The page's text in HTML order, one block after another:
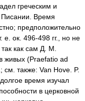
греческим и
Время
предположительно
е. ок. 496-498 гг., но не
как сам Д. М.
живых (Praefatio ad
также: Van Hove. P.
время изучал
в церковной